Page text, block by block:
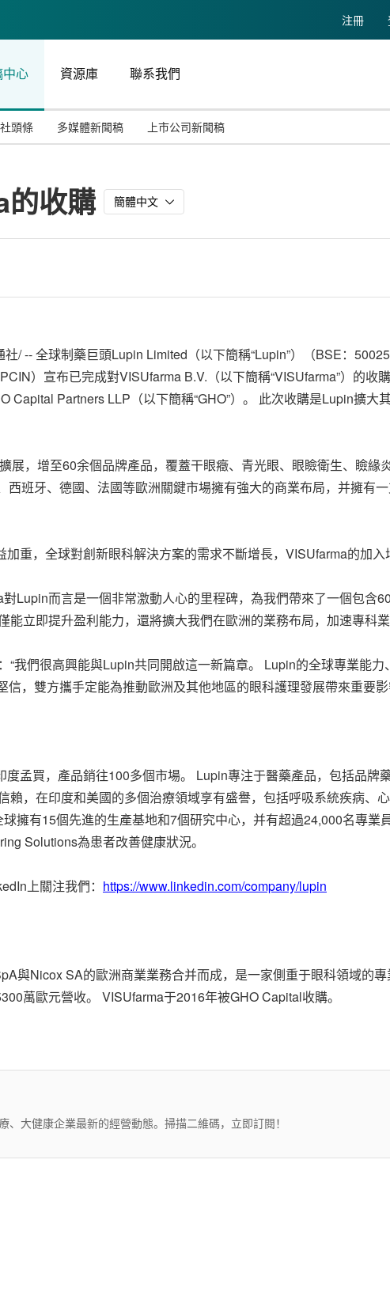
注冊
心 資源庫 聯系我們
頭條 多媒體新聞稿 上市公司新聞稿
收購 簡體中文
社/ -- 全球制藥巨頭Lupin Limited（以下簡稱“Lupin”）（BSE：
）宣布已完成對VISUfarma B.V.（以下簡稱“VISUfarma”）的收
Capital Partners LLP（以下簡稱“GHO”）。 此次收購是Lupin擴大
展，增至60余個品牌產品，覆蓋干眼癥、青光眼、眼瞼衛生、瞼緣
班牙、德國、法國等歐洲關鍵市場擁有強大的商業布局，并擁有
重，全球對創新眼科解決方案的需求不斷增長，VISUfarma的加入
對Lupin而言是一個非常激動人心的里程碑，為我們帶來了一個包含
立即提升盈利能力，還將擴大我們在歐洲的業務布局，加速專科
“我們很高興能與Lupin共同開啟這一新篇章。 Lupin的全球專業能
，雙方攜手定能為推動歐洲及其他地區的眼科護理發展帶來重要影
孟買，產品銷往100多個市場。 Lupin專注于醫藥產品，包括品牌
賴，在印度和美國的多個治療領域享有盛譽，包括呼吸系統疾病、
擁有15個先進的生產基地和7個研究中心，并有超過24,000名專業
Solutions為患者改善健康狀況。
上關注我們： https://www.linkedin.com/company/lupin
與Nicox SA的歐洲商業業務合并而成，是一家側重于眼科領域的
萬歐元營收。 VISUfarma于2016年被GHO Capital收購。
、大健康企業最新的經營動態。掃描二維碼，立即訂閱！